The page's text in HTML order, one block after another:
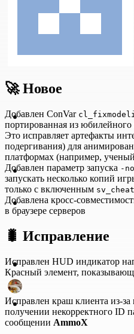
🚀Новое
Добавлен ConVar
портированная из
Это исправляет артефакты
подергивания) для
платформах (например,
Добавлен параметр запуска -
запускать несколько копий
только с включенным
Добавлена кросс-
в браузере серверов
🐛 Исправление
Исправлен HUD индикатор
Красный элемент,
Исправлен краш клиента из-
получении некорректного ID
сообщении AmmoX